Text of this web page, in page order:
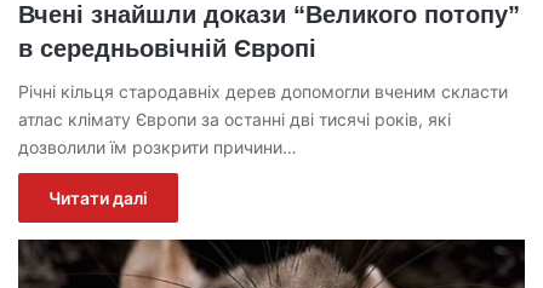
Вчені знайшли докази “Великого потопу”
в середньовічній Європі
Річні кільця стародавніх дерев допомогли вченим скласти
атлас клімату Європи за останні дві тисячі років, які
дозволили їм розкрити причини…
Читати далі